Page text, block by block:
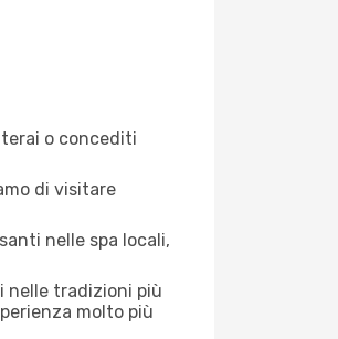
o concediti
di visitare
nelle spa locali,
nelle tradizioni più
molto più